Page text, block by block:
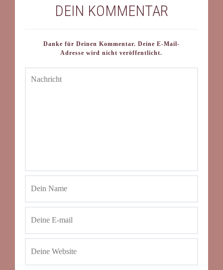
DEIN KOMMENTAR
Danke für Deinen Kommentar. Deine E-Mail-
Adresse wird nicht veröffentlicht.